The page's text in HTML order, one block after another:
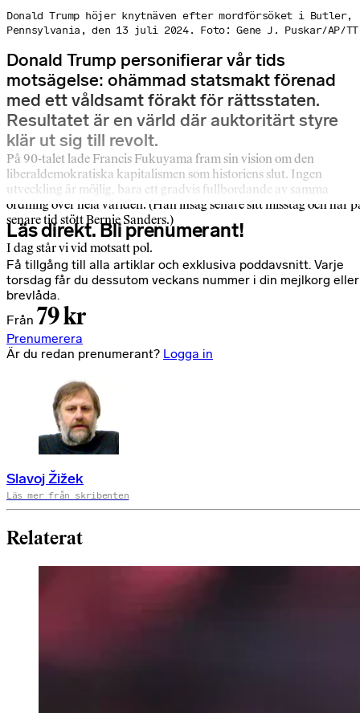
Donald Trump höjer knytnäven efter mordförsöket i Butler,
Pennsylvania, den 13 juli 2024. Foto: Gene J. Puskar/AP/
Donald Trump personifierar vår tids
motsägelse: ohämmad statsmakt förenad
med ett våldsamt förakt för rättsstaten.
Resultatet är en värld där auktoritärt styre
klär ut sig till revolt.
På 90-talet lade Francis Fukuyama fram sin vision om den
liberaldemokratiska kapitalismen som historiens slut. Ingen
utveckling är möjlig, bara ett gradvis fullbordande av samma
ordning över hela världen. (Han insåg senare sitt misstag och har
senare tid stött Bernie Sanders.)
I dag står vi vid motsatt pol.
Läs direkt. Bli prenumerant!
Få tillgång till alla artiklar och exklusiva poddavsnitt. Varje
torsdag får du dessutom veckans nummer i din mejlkorg eller
brevlåda.
Från 79 kr
Prenumerera
Är du redan prenumerant? Logga in
Slavoj Žižek
Läs mer från skribenten
Relaterat